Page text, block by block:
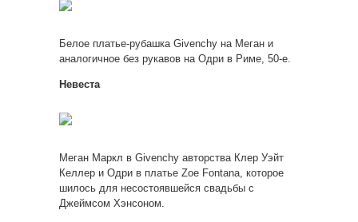
Белое платье-рубашка Givenchy на Меган и
аналогичное без рукавов на Одри в Риме, 50-е.
Невеста
Меган Маркл в Givenchy авторства Клер Уэйт
Келлер и Одри в платье Zoe Fontana, которое
шилось для несостоявшейся свадьбы с
Джеймсом Хэнсоном.